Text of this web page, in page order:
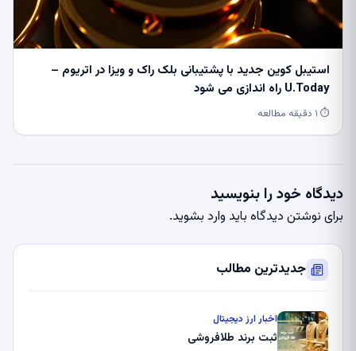
استیبل کوین جدید با پشتیبانی بلک راک و ویزا در اتریوم –
U.Today راه اندازی می شود
⏱ ۱ دقیقه مطالعه
دیدگاه خود را بنویسید
برای نوشتن دیدگاه باید وارد بشوید.
جدیدترین مطالب
اخبار ارز دیجیتال
ثبت برند طلافروشی